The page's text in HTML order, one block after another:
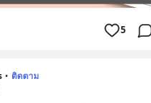
5
• ติดตาม